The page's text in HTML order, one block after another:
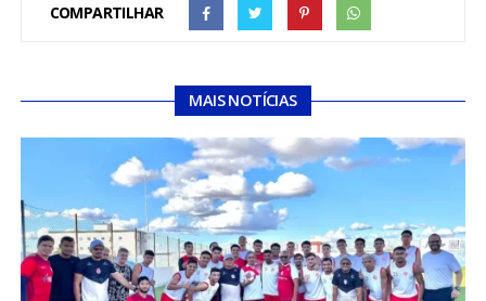
COMPARTILHAR
MAIS NOTÍCIAS